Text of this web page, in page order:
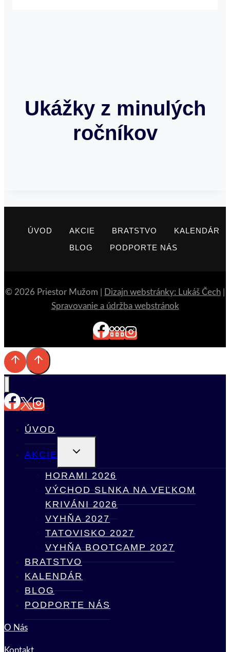
Ukážky z minulých
ročníkov
ÚVOD AKCIE BRATSTVO
KALENDÁR
BLOG
PODPORTE NÁS
© 2026 Priestor Mužom | Dizajn webstránky: Lukáš Čech
Spravovanie a údržba webstránok
ÚVOD
AKCIE
TOGGLE
MENU
HORAMI 2026
VÝCHOD SLNKA NA VEĽKOM
KRIVÁNI 2026
VYHŇA 2027
TATOVISKO 2027
VYHŇA BOOTCAMP 2027
BRATSTVO
KALENDÁR
BLOG
PODPORTE NÁS
O Nás
Kontakt